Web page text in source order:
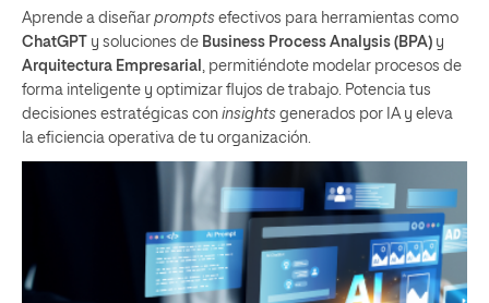
Aprende a diseñar prompts efectivos para herramientas como
ChatGPT
y soluciones de Business Process Analysis (BPA) y
Arquitectura Empresarial , permitiéndote modelar procesos de
forma inteligente y optimizar flujos de trabajo. Potencia tus
decisiones estratégicas con insights generados por IA y eleva
la eficiencia operativa de tu organización.